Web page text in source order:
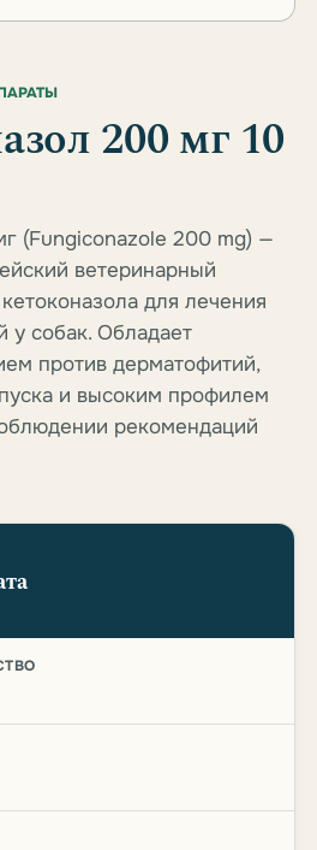
200 мг 10
(Fungiconazole 200 mg) —
ветеринарный
для лечения
у собак. Обладает
против дерматофитий,
и высоким профилем
рекомендаций